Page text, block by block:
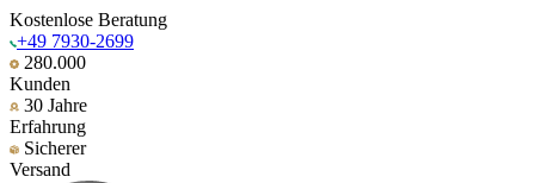
Kostenlose Beratung
+49 7930-2699
280.000
Kunden
30 Jahre
Erfahrung
Sicherer
Versand